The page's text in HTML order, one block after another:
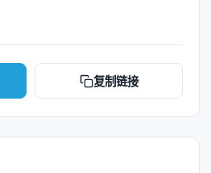
复制链接